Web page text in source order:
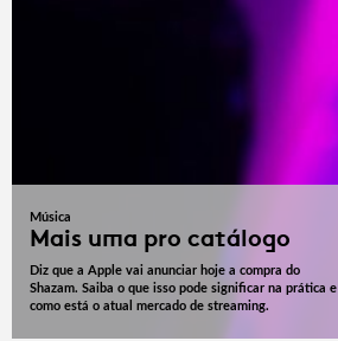
Música
Mais uma pro catálogo
Diz que a Apple vai anunciar hoje a compra do
Shazam. Saiba o que isso pode significar na prática e
como está o atual mercado de streaming.